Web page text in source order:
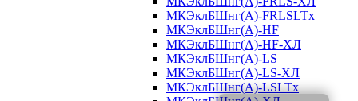
МКЭклБШнг(А)-FRLSLTx
МКЭклБШнг(А)-HF
МКЭклБШнг(А)-HF-ХЛ
МКЭклБШнг(А)-LS
МКЭклБШнг(А)-LS-ХЛ
МКЭклБШнг(А)-LSLTx